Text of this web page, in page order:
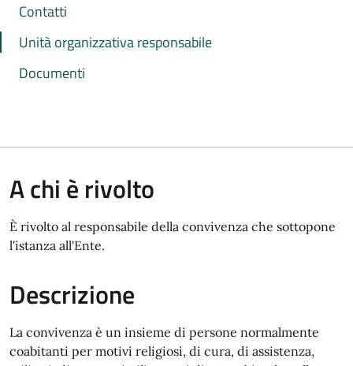
Contatti
Unità organizzativa responsabile
Documenti
A chi è rivolto
È rivolto al responsabile della convivenza che sottopone
l'istanza all'Ente.
Descrizione
La convivenza è un insieme di persone normalmente
coabitanti per motivi religiosi, di cura, di assistenza,